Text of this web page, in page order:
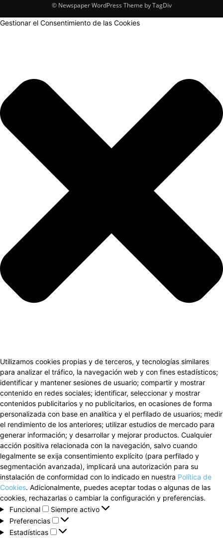
© Newspaper WordPress Theme by TagDiv
Gestionar el Consentimiento de las Cookies
Utilizamos cookies propias y de terceros, y tecnologías similares
para analizar el tráfico, la navegación web y con fines estadísticos;
identificar y mantener sesiones de usuario; compartir y mostrar
contenido en redes sociales; identificar, seleccionar y mostrar
contenidos publicitarios y no publicitarios, en ocasiones de forma
personalizada con base en analítica y el perfilado de usuarios; medir
el rendimiento de los anteriores; utilizar estudios de mercado para
generar información; y desarrollar y mejorar productos. Cualquier
acción positiva relacionada con la navegación, salvo cuando
legalmente se exija consentimiento explícito (para perfilado y
segmentación avanzada), implicará una autorización para su
instalación de conformidad con lo indicado en nuestra Política de
Cookies. Adicionalmente, puedes aceptar todas o algunas de las
cookies, rechazarlas o cambiar la configuración y preferencias.
Funcional
Funcional
Siempre activo
Preferencias
Preferencias
Estadísticas
Estadísticas